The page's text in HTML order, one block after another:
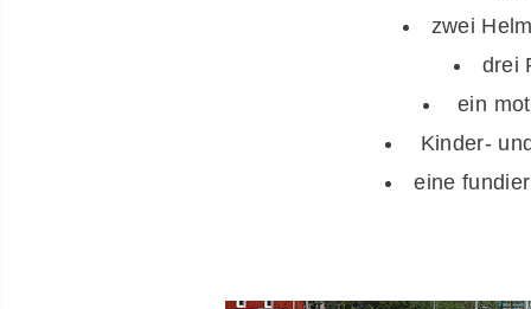
zwei
drei
ein
Kinder-
eine